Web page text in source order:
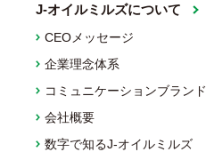
J-オイルミルズについて
CEOメッセージ
企業理念体系
コミュニケーションブランド
会社概要
数字で知るJ-オイルミルズ